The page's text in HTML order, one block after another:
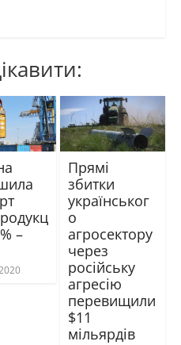
–
Прямі
збитки
українськог
о
агросектору
через
російську
агресію
перевищили
$11
мільярдів